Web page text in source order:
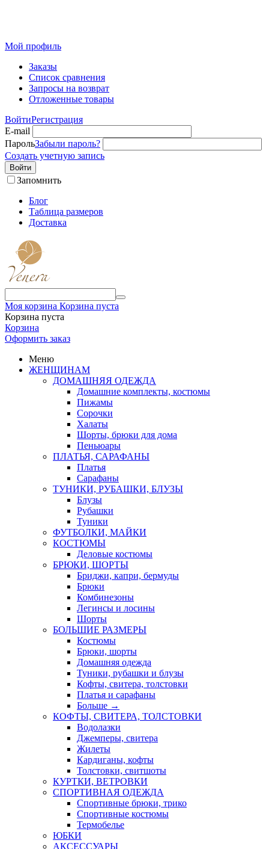
Мой профиль
Заказы
Список сравнения
Запросы на возврат
Отложенные товары
ВойтиРегистрация
E-mail
ПарольЗабыли пароль?
Создать учетную запись
Войти
Запомнить
Блог
Таблица размеров
Доставка
Моя корзина Корзина пуста
Корзина пуста
Корзина
Оформить заказ
Меню
ЖЕНЩИНАМ
ДОМАШНЯЯ ОДЕЖДА
Домашние комплекты, костюмы
Пижамы
Сорочки
Халаты
Шорты, брюки для дома
Пеньюары
ПЛАТЬЯ, САРАФАНЫ
Платья
Сарафаны
ТУНИКИ, РУБАШКИ, БЛУЗЫ
Блузы
Рубашки
Туники
ФУТБОЛКИ, МАЙКИ
КОСТЮМЫ
Деловые костюмы
БРЮКИ, ШОРТЫ
Бриджи, капри, бермуды
Брюки
Комбинезоны
Легинсы и лосины
Шорты
БОЛЬШИЕ РАЗМЕРЫ
Костюмы
Брюки, шорты
Домашняя одежда
Туники, рубашки и блузы
Кофты, свитера, толстовки
Платья и сарафаны
Больше →
КОФТЫ, СВИТЕРА, ТОЛСТОВКИ
Водолазки
Джемперы, свитера
Жилеты
Кардиганы, кофты
Толстовки, свитшоты
КУРТКИ, ВЕТРОВКИ
СПОРТИВНАЯ ОДЕЖДА
Спортивные брюки, трико
Спортивные костюмы
Термобелье
ЮБКИ
AКСЕССУАРЫ